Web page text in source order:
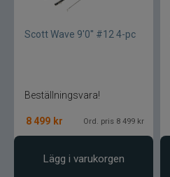
Cisco Kid
Darts
Dometic
Scott Wave 9'0'' #12 4-pc
Beställningsvara!
8 499 kr Ord. pris 8 499 kr
Lägg i varukorgen